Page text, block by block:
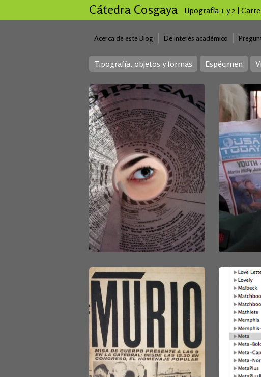
Cátedra Cosgaya Tipografía 1 y 2 |
Acerca de este Blog De interés académico
Tipografía, objetos y formas Espécimen